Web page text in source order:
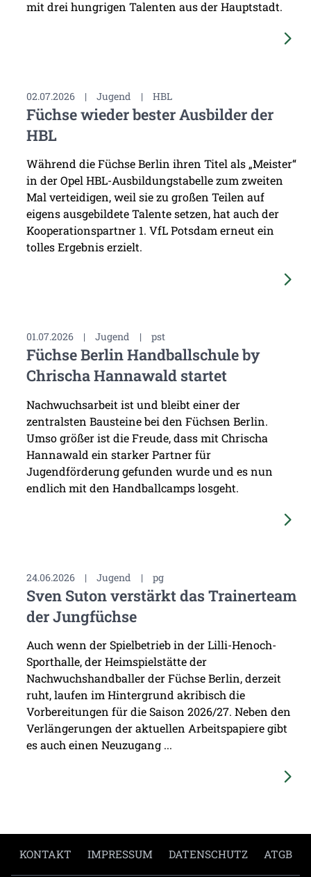
mit drei hungrigen Talenten aus der Hauptstadt.
02.07.2026 | Jugend | HBL
Füchse wieder bester Ausbilder der
HBL
Während die Füchse Berlin ihren Titel als „Meister“
in der Opel HBL-Ausbildungstabelle zum zweiten
Mal verteidigen, weil sie zu großen Teilen auf
eigens ausgebildete Talente setzen, hat auch der
Kooperationspartner 1. VfL Potsdam erneut ein
tolles Ergebnis erzielt.
01.07.2026 | Jugend | pst
Füchse Berlin Handballschule by
Chrischa Hannawald startet
Nachwuchsarbeit ist und bleibt einer der
zentralsten Bausteine bei den Füchsen Berlin.
Umso größer ist die Freude, dass mit Chrischa
Hannawald ein starker Partner für
Jugendförderung gefunden wurde und es nun
endlich mit den Handballcamps losgeht.
24.06.2026 | Jugend | pg
Sven Suton verstärkt das Trainerteam
der Jungfüchse
Auch wenn der Spielbetrieb in der Lilli-Henoch-
Sporthalle, der Heimspielstätte der
Nachwuchshandballer der Füchse Berlin, derzeit
ruht, laufen im Hintergrund akribisch die
Vorbereitungen für die Saison 2026/27. Neben den
Verlängerungen der aktuellen Arbeitspapiere gibt
es auch einen Neuzugang ...
KONTAKT IMPRESSUM DATENSCHUTZ ATGB